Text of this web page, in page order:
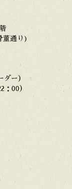
董通り)
ー）
：00）